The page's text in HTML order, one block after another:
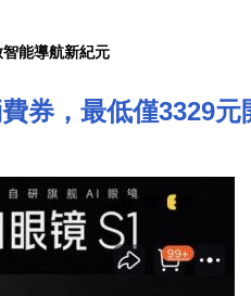
能導航新紀元
券，最低僅3329